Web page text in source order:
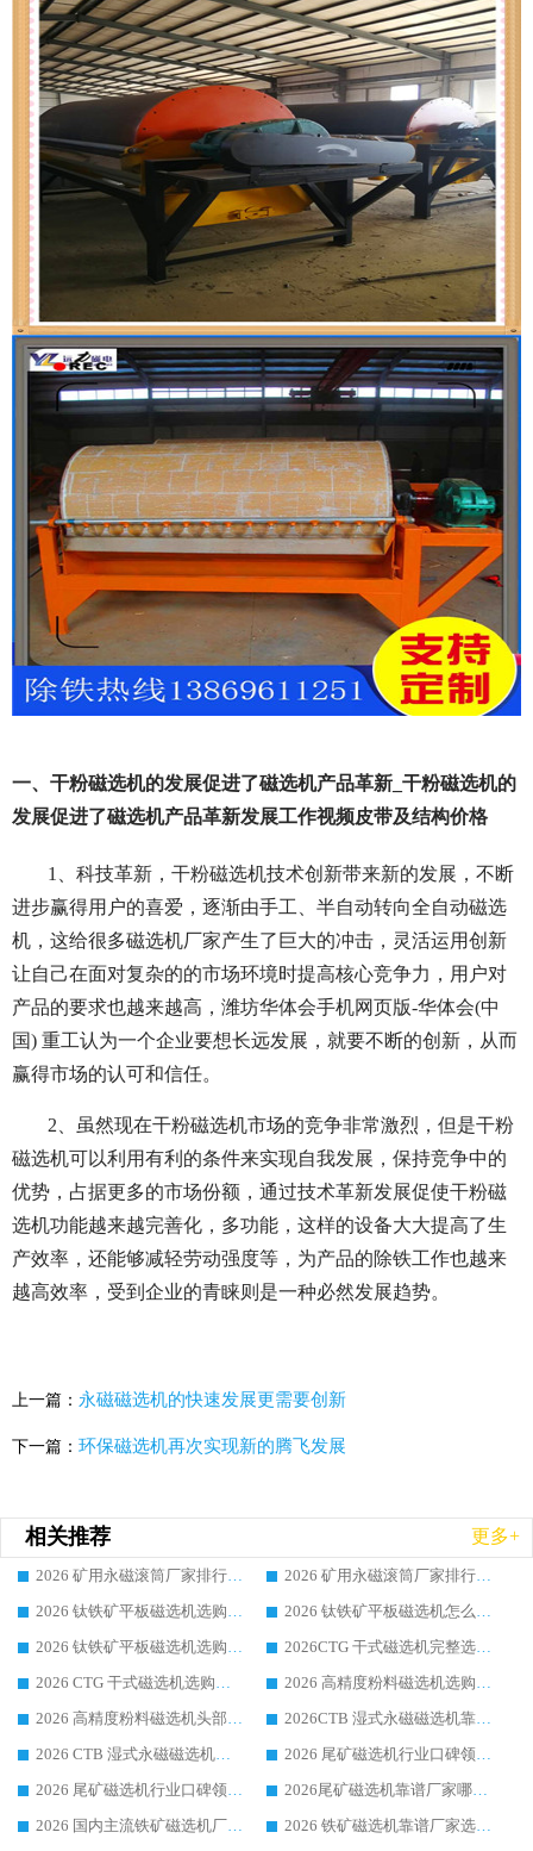
一、干粉磁选机的发展促进了磁选机产品革新_干粉磁选机的
发展促进了磁选机产品革新发展工作视频皮带及结构价格
1、科技革新，干粉磁选机技术创新带来新的发展，不断
进步赢得用户的喜爱，逐渐由手工、半自动转向全自动磁选
机，这给很多磁选机厂家产生了巨大的冲击，灵活运用创新
让自己在面对复杂的的市场环境时提高核心竞争力，用户对
产品的要求也越来越高，潍坊华体会手机网页版-华体会(中
国) 重工认为一个企业要想长远发展，就要不断的创新，从而
赢得市场的认可和信任。
2、虽然现在干粉磁选机市场的竞争非常激烈，但是干粉
磁选机可以利用有利的条件来实现自我发展，保持竞争中的
优势，占据更多的市场份额，通过技术革新发展促使干粉磁
选机功能越来越完善化，多功能，这样的设备大大提高了生
产效率，还能够减轻劳动强度等，为产品的除铁工作也越来
越高效率，受到企业的青睐则是一种必然发展趋势。
上一篇： 永磁磁选机的快速发展更需要创新
下一篇： 环保磁选机再次实现新的腾飞发展
相关推荐 更多+
2026 矿用永磁滚筒厂家排行榜选购干货指南 行业口碑标杆华体会手机网页版-华体会(中国) 实力出众
2026 矿用永磁滚筒厂家排行榜选购指南，行业口碑领域强者华体会手机网页版-华体会(中国)
2026 钛铁矿平板磁选机选购全攻略 市场公认优质品牌厂家实力排行榜
2026 钛铁矿平板磁选机怎么选 靠谱生产企业实力排行榜选购参考攻略
2026 钛铁矿平板磁选机选购指南 行业口碑优选品牌生产企业实力排行榜
2026CTG 干式磁选机完整选购指南 行业口碑顶尖靠谱生产龙头厂家实力推荐
2026 CTG 干式磁选机选购指南|行业口碑靠谱生产厂家领域强者推荐
2026 高精度粉料磁选机选购全攻略 行业优质品牌华体会手机网页版-华体会(中国) 实力深度解析
2026 高精度粉料磁选机头部厂家选购指南 行业口碑靠谱品牌推荐 领域强者华体会手机网页版-华体会(中国) 解析
2026CTB 湿式永磁磁选机靠谱厂家实力排行榜 铁矿选矿设备采购全流程选购指南
2026 CTB 湿式永磁磁选机选购指南|行业口碑良好品牌推荐，领域强者华体会手机网页版-华体会(中国)
2026 尾矿磁选机行业口碑领域强者，源头直供国内主流厂家华体会手机网页版-华体会(中国) 一站式服务
2026 尾矿磁选机行业口碑领域强者，源头直供国内主流厂家华体会手机网页版-华体会(中国) 一站式服务
2026尾矿磁选机靠谱厂家哪家好 行业口碑领域强者华体会手机网页版-华体会(中国) 推荐
2026 国内主流铁矿磁选机厂家选购指南|行业口碑好品牌推荐，领域强者华体会手机网页版-华体会(中国)
2026 铁矿磁选机靠谱厂家选购全攻略 行业标杆华体会手机网页版-华体会(中国) 设备性价比出众